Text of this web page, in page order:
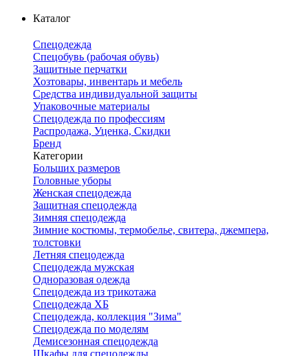
Каталог
Спецодежда
Спецобувь (рабочая обувь)
Защитные перчатки
Хозтовары, инвентарь и мебель
Средства индивидуальной защиты
Упаковочные материалы
Спецодежда по профессиям
Распродажа, Уценка, Скидки
Бренд
Категории
Больших размеров
Головные уборы
Женская спецодежда
Защитная спецодежда
Зимняя спецодежда
Зимние костюмы, термобелье, свитера, джемпера,
толстовки
Летняя спецодежда
Спецодежда мужская
Одноразовая одежда
Спецодежда из трикотажа
Спецодежда ХБ
Спецодежда, коллекция "Зима"
Спецодежда по моделям
Демисезонная спецодежда
Шкафы для спецодежды